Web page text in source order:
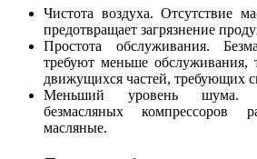
Чистота воздуха. Отсутствие
предотвращает загрязнение
Простота обслуживания.
требуют меньше
движущихся частей, требующих
Меньший уровень шума.
безмасляных компрессоров
масляные.